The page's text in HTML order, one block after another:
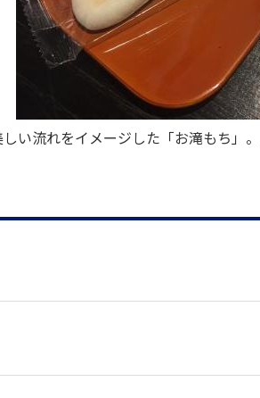
い流れをイメージした「お滝もち」